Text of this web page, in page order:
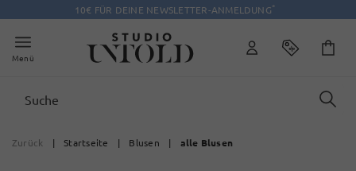
10€ FÜR DEINE NEWSLETTER-ANMELDUNG*
Menü
Zurück | Startseite | Blusen | alle Blusen